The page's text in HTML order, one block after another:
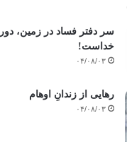
سر دفتر فساد در زمین‌،
خداست‌!
۰۴/۰۸/۰۳
رهایی از زندانِ اوهام
۰۴/۰۸/۰۳